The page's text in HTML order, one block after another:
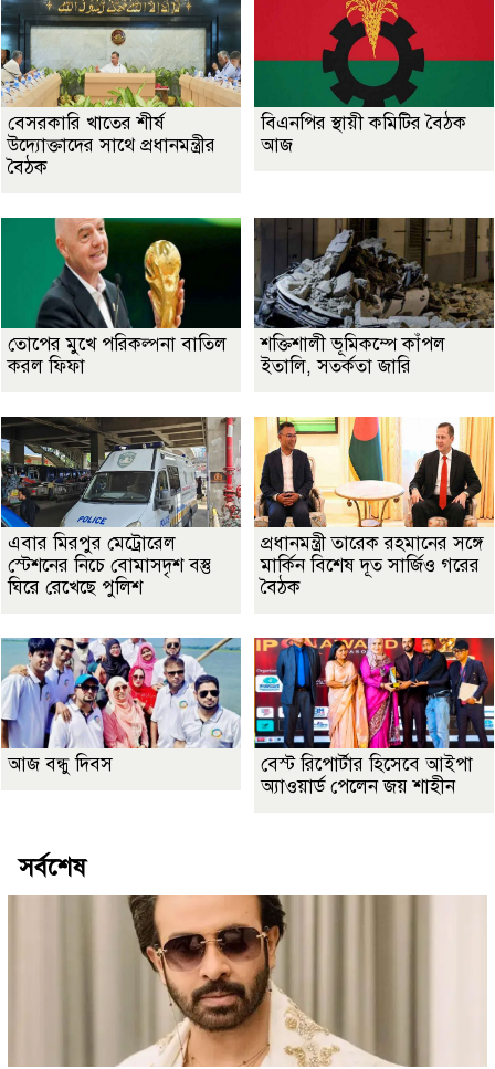
বেসরকারি খাতের শীর্ষ
উদ্যোক্তাদের সাথে প্রধানমন্ত্রীর
বৈঠক
বিএনপির স্থায়ী কমিটির বৈঠক
আজ
তোপের মুখে পরিকল্পনা বাতিল
করল ফিফা
শক্তিশালী ভূমিকম্পে কাঁপল
ইতালি, সতর্কতা জারি
এবার মিরপুর মেট্রোরেল
স্টেশনের নিচে বোমাসদৃশ বস্তু
ঘিরে রেখেছে পুলিশ
প্রধানমন্ত্রী তারেক রহমানের সঙ্গে
মার্কিন বিশেষ দূত সার্জিও গরের
বৈঠক
আজ বন্ধু দিবস
বেস্ট রিপোর্টার হিসেবে আইপা
অ্যাওয়ার্ড পেলেন জয় শাহীন
সর্বশেষ